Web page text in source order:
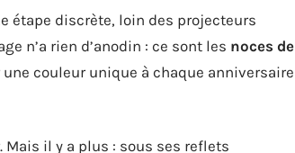
étape discrète, loin des projecteurs
n’a rien d’anodin : ce sont les noces de
couleur unique à chaque anniversaire
Mais il y a plus : sous ses reflets